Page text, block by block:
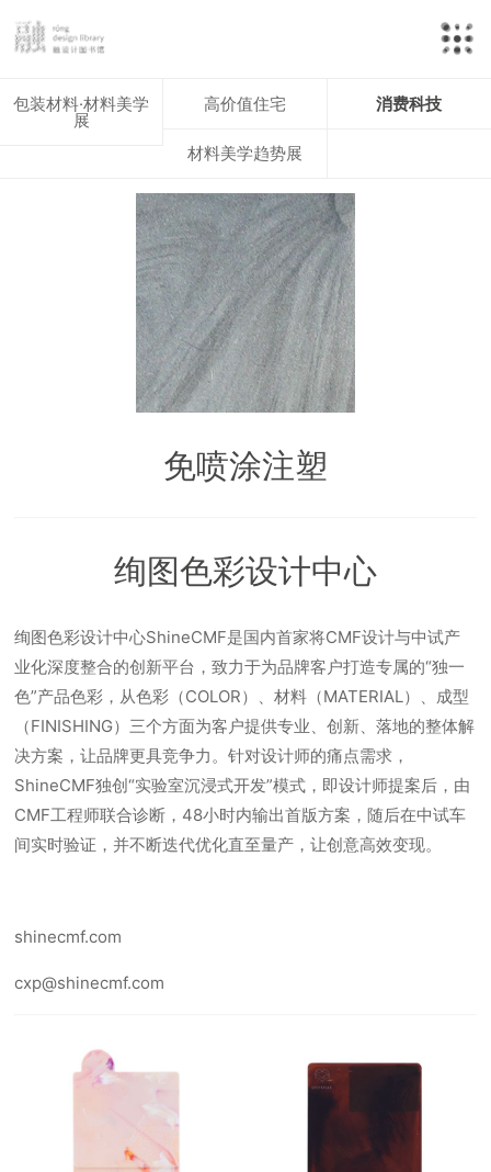
包装材料·材料美学
展
高价值住宅 消费科技
材料美学趋势展
免喷涂注塑
绚图色彩设计中心
绚图色彩设计中心ShineCMF是国内首家将CMF设计与中试产
业化深度整合的创新平台，致力于为品牌客户打造专属的“独一
色”产品色彩，从色彩（COLOR）、材料（MATERIAL）、成型
（FINISHING）三个方面为客户提供专业、创新、落地的整体解
决方案，让品牌更具竞争力。针对设计师的痛点需求，
ShineCMF独创“实验室沉浸式开发”模式，即设计师提案后，由
CMF工程师联合诊断，48小时内输出首版方案，随后在中试车
间实时验证，并不断迭代优化直至量产，让创意高效变现。
shinecmf.com
cxp@shinecmf.com